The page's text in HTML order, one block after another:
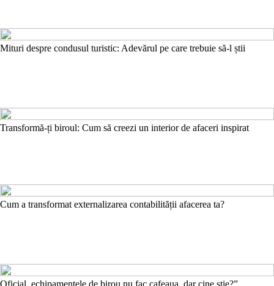
Mituri despre condusul turistic: Adevărul pe care trebuie să-l știi
Transformă-ți biroul: Cum să creezi un interior de afaceri inspirat
Cum a transformat externalizarea contabilității afacerea ta?
Oficial, echipamentele de birou nu fac cafeaua, dar cine știe?”